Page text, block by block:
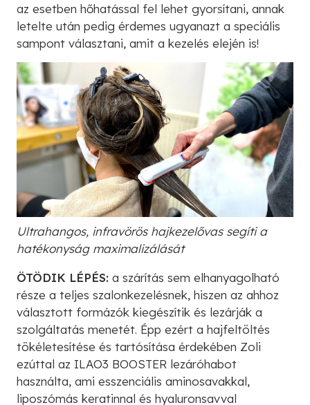
az esetben hőhatással fel lehet gyorsítani, annak
letelte után pedig érdemes ugyanazt a speciális
sampont választani, amit a kezelés elején is!
Ultrahangos, infravörös hajkezelővas segíti a
hatékonyság maximalizálását
ÖTÖDIK LÉPÉS: a szárítás sem elhanyagolható
része a teljes szalonkezelésnek, hiszen az ahhoz
választott formázók kiegészítik és lezárják a
szolgáltatás menetét. Épp ezért a hajfeltöltés
tökéletesítése és tartósítása érdekében Zoli
ezúttal az ILAO3 BOOSTER lezáróhabot
használta, ami esszenciális aminosavakkal,
liposzómás keratinnal és hyaluronsavval